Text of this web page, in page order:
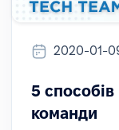
2020-01-
5 способів
команди